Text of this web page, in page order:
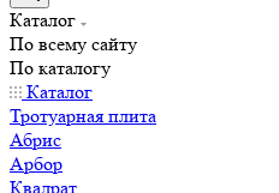
Каталог
По всему сайту
По каталогу
Каталог
Тротуарная плита
Абрис
Арбор
Квадрат